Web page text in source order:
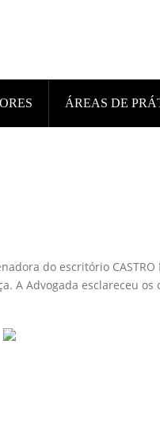
ÁREAS DE
do escritório
A Advogada esclareceu